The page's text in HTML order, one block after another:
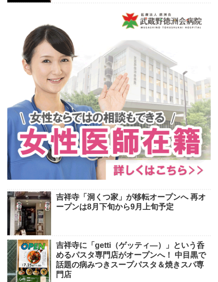
吉祥寺「洞くつ家」が移転オープンへ 再オ
ープンは8月下旬から9月上旬予定
吉祥寺に「getti（ゲッティ―）」という呑
めるパスタ専門店がオープンへ！ 中目黒で
話題の病みつきスープパスタ＆焼きスパ専
門店